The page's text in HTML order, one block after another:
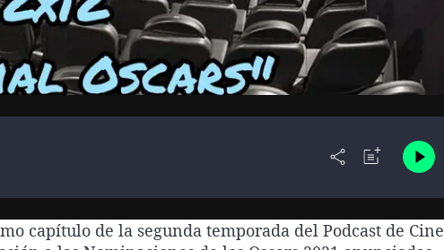
capítulo de la segunda temporada del Podcast de Cine